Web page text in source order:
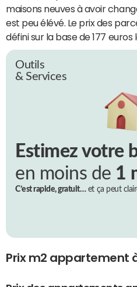
maisons neuves à avoir
est peu élévé. Le prix des
défini sur la base de 177 euros
Outils
& Services
Estimez votre
en moins de 1
C’est rapide, gratuit…et ça peut
Prix m2 appartement